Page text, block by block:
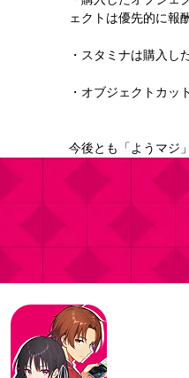
ェクトは優先的に報
・スタミナは購入し
・オブジェクトカッ
今後とも「ようマジ